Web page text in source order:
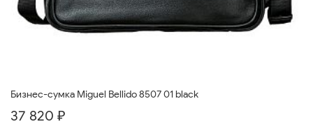
Бизнес-сумка Miguel Bellido 8507 01 black
37 820 ₽